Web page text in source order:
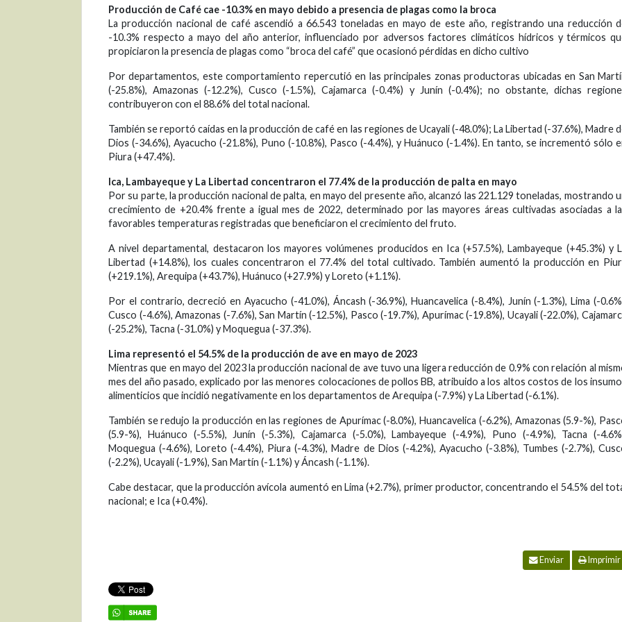
Producción de Café cae -10.3% en mayo debido a presencia de plagas como la broca
La producción nacional de café ascendió a 66.543 toneladas en mayo de este año, registrando una reducción
-10.3% respecto a mayo del año anterior, influenciado por adversos factores climáticos hídricos y térmicos
propiciaron la presencia de plagas como “broca del café” que ocasionó pérdidas en dicho cultivo
Por departamentos, este comportamiento repercutió en las principales zonas productoras ubicadas en San
(-25.8%), Amazonas (-12.2%), Cusco (-1.5%), Cajamarca (-0.4%) y Junín (-0.4%); no obstante, dichas
contribuyeron con el 88.6% del total nacional.
También se reportó caídas en la producción de café en las regiones de Ucayali (-48.0%); La Libertad (-37.6%), Madre
Dios (-34.6%), Ayacucho (-21.8%), Puno (-10.8%), Pasco (-4.4%), y Huánuco (-1.4%). En tanto, se incrementó sólo
Piura (+47.4%).
Ica, Lambayeque y La Libertad concentraron el 77.4% de la producción de palta en mayo
Por su parte, la producción nacional de palta, en mayo del presente año, alcanzó las 221.129 toneladas, mostrando
crecimiento de +20.4% frente a igual mes de 2022, determinado por las mayores áreas cultivadas asociadas a
favorables temperaturas registradas que beneficiaron el crecimiento del fruto.
A nivel departamental, destacaron los mayores volúmenes producidos en Ica (+57.5%), Lambayeque (+45.3%) y
Libertad (+14.8%), los cuales concentraron el 77.4% del total cultivado. También aumentó la producción en
(+219.1%), Arequipa (+43.7%), Huánuco (+27.9%) y Loreto (+1.1%).
Por el contrario, decreció en Ayacucho (-41.0%), Áncash (-36.9%), Huancavelica (-8.4%), Junín (-1.3%), Lima (-
Cusco (-4.6%), Amazonas (-7.6%), San Martín (-12.5%), Pasco (-19.7%), Apurímac (-19.8%), Ucayali (-22.0%),
(-25.2%), Tacna (-31.0%) y Moquegua (-37.3%).
Lima representó el 54.5% de la producción de ave en mayo de 2023
Mientras que en mayo del 2023 la producción nacional de ave tuvo una ligera reducción de 0.9% con relación al
mes del año pasado, explicado por las menores colocaciones de pollos BB, atribuido a los altos costos de los
alimenticios que incidió negativamente en los departamentos de Arequipa (-7.9%) y La Libertad (-6.1%).
También se redujo la producción en las regiones de Apurímac (-8.0%), Huancavelica (-6.2%), Amazonas (5.9-%),
(5.9-%), Huánuco (-5.5%), Junín (-5.3%), Cajamarca (-5.0%), Lambayeque (-4.9%), Puno (-4.9%), Tacna (-
Moquegua (-4.6%), Loreto (-4.4%), Piura (-4.3%), Madre de Dios (-4.2%), Ayacucho (-3.8%), Tumbes (-2.7%),
(-2.2%), Ucayali (-1.9%), San Martín (-1.1%) y Áncash (-1.1%).
Cabe destacar, que la producción avícola aumentó en Lima (+2.7%), primer productor, concentrando el 54.5% del
nacional; e Ica (+0.4%).
Enviar Imprimir